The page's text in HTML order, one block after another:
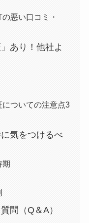
悪い口コミ・
あり！他社よ
ついての注意点3
気をつけるべ
期
問（Q＆A）